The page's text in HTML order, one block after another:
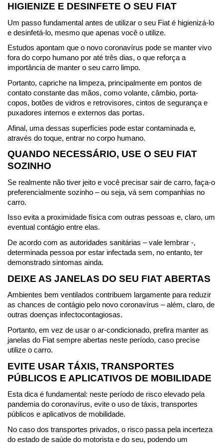
HIGIENIZE E DESINFETE O SEU FIAT
Um passo fundamental antes de utilizar o seu Fiat é higienizá-lo
e desinfetá-lo, mesmo que apenas você o utilize.
Estudos apontam que o novo coronavírus pode se manter vivo
fora do corpo humano por até três dias, o que reforça a
importância de manter o seu carro limpo.
Portanto, capriche na limpeza, principalmente em pontos de
contato constante das mãos, como volante, câmbio, porta-
copos, botões de vidros e retrovisores, cintos de segurança e
puxadores internos e externos das portas.
Afinal, uma dessas superfícies pode estar contaminada e,
através do toque, entrar no corpo humano.
QUANDO NECESSÁRIO, USE O SEU FIAT
SOZINHO
Se realmente não tiver jeito e você precisar sair de carro, faça-o
preferencialmente sozinho – ou seja, vá sem companhias no
carro.
Isso evita a proximidade física com outras pessoas e, claro, um
eventual contágio entre elas.
De acordo com as autoridades sanitárias – vale lembrar -,
determinada pessoa por estar infectada sem, no entanto, ter
demonstrado sintomas ainda.
DEIXE AS JANELAS DO SEU FIAT ABERTAS
Ambientes bem ventilados contribuem largamente para reduzir
as chances de contágio pelo novo coronavírus – além, claro, de
outras doenças infectocontagiosas.
Portanto, em vez de usar o ar-condicionado, prefira manter as
janelas do Fiat sempre abertas neste período, caso precise
utilize o carro.
EVITE USAR TÁXIS, TRANSPORTES
PÚBLICOS E APLICATIVOS DE MOBILIDADE
Esta dica é fundamental: neste período de risco elevado pela
pandemia do coronavírus, evite o uso de táxis, transportes
públicos e aplicativos de mobilidade.
No caso dos transportes privados, o risco passa pela incerteza
do estado de saúde do motorista e do seu, podendo um